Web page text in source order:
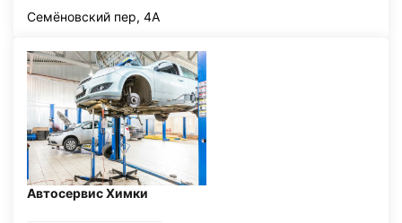
Семёновский пер, 4А
Автосервис Химки